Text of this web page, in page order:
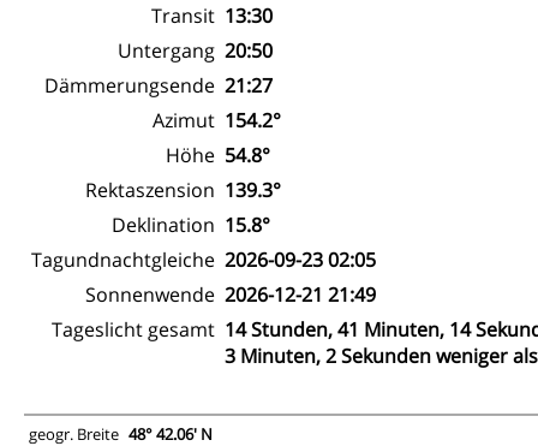
Transit 13:30
Untergang 20:50
Dämmerungsende 21:27
Azimut 154.2°
Höhe 54.8°
Rektaszension 139.3°
Deklination 15.8°
Tagundnachtgleiche 2026-09-23 02:05
Sonnenwende 2026-12-21 21:49
Tageslicht gesamt 14 Stunden, 41 Minuten, 14
3 Minuten, 2 Sekunden weniger
geogr. Breite 48° 42.06' N